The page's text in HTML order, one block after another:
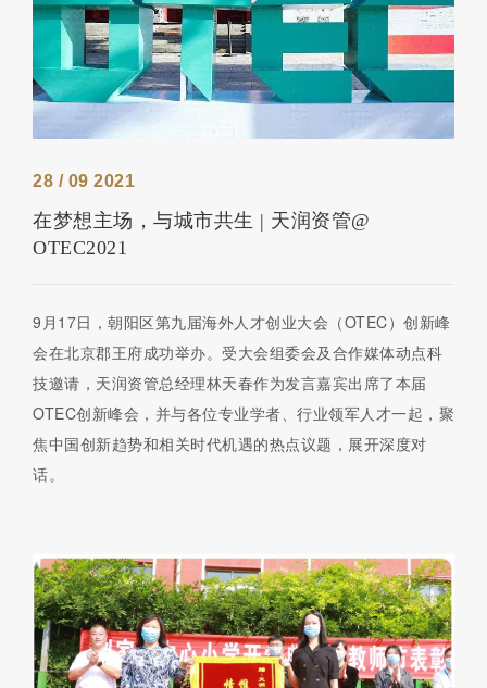
28 / 09 2021
在梦想主场，与城市共生 | 天润资管@
OTEC2021
9月17日，朝阳区第九届海外人才创业大会（OTEC）创新峰
会在北京郡王府成功举办。受大会组委会及合作媒体动点科
技邀请，天润资管总经理林天春作为发言嘉宾出席了本届
OTEC创新峰会，并与各位专业学者、行业领军人才一起，聚
焦中国创新趋势和相关时代机遇的热点议题，展开深度对
话。